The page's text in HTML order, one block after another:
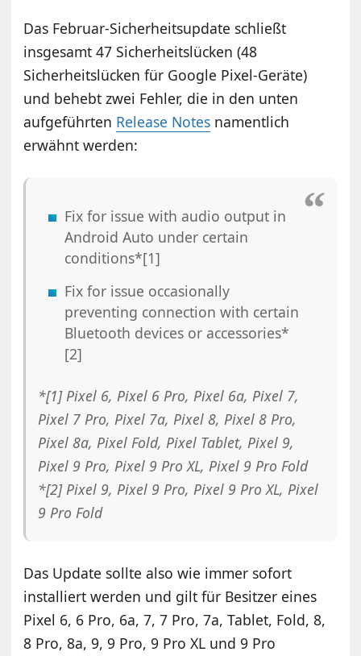
Das Februar-Sicherheitsupdate schließt
insgesamt 47 Sicherheitslücken (48
Sicherheitslücken für Google Pixel-Geräte)
und behebt zwei Fehler, die in den unten
aufgeführten Release Notes namentlich
erwähnt werden:
Fix for issue with audio output in
Android Auto under certain
conditions*[1]
Fix for issue occasionally
preventing connection with certain
Bluetooth devices or accessories*
[2]
*[1] Pixel 6, Pixel 6 Pro, Pixel 6a, Pixel 7,
Pixel 7 Pro, Pixel 7a, Pixel 8, Pixel 8 Pro,
Pixel 8a, Pixel Fold, Pixel Tablet, Pixel 9,
Pixel 9 Pro, Pixel 9 Pro XL, Pixel 9 Pro Fold
*[2] Pixel 9, Pixel 9 Pro, Pixel 9 Pro XL, Pixel
9 Pro Fold
Das Update sollte also wie immer sofort
installiert werden und gilt für Besitzer eines
Pixel 6, 6 Pro, 6a, 7, 7 Pro, 7a, Tablet, Fold, 8,
8 Pro, 8a, 9, 9 Pro, 9 Pro XL und 9 Pro